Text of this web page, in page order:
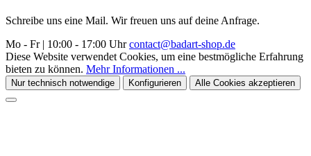
Schreibe uns eine Mail. Wir freuen uns auf deine Anfrage.
Mo - Fr | 10:00 - 17:00 Uhr contact@badart-shop.de
Diese Website verwendet Cookies, um eine bestmögliche Erfahrung
bieten zu können. Mehr Informationen ...
Nur technisch notwendige Konfigurieren Alle Cookies akzeptieren